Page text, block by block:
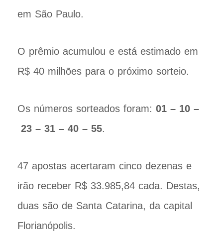
em São Paulo.
O prêmio acumulou e está estimado em
R$ 40 milhões para o próximo sorteio.
Os números sorteados foram: 01 – 10 –
23 – 31 – 40 – 55.
47 apostas acertaram cinco dezenas e
irão receber R$ 33.985,84 cada. Destas,
duas são de Santa Catarina, da capital
Florianópolis.